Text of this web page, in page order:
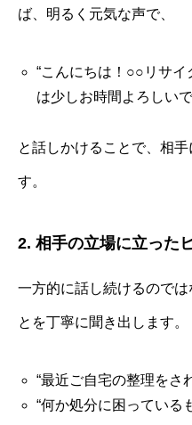
ば、明るく元気な声で、
“こんにちは！○○リサイ
は少しお時間よろしい
と話しかけることで、相
す。
2. 相手の立場に立った
一方的に話し続けるので
とを丁寧に聞き出します。
“最近ご自宅の整理をさ
“何か処分に困っている